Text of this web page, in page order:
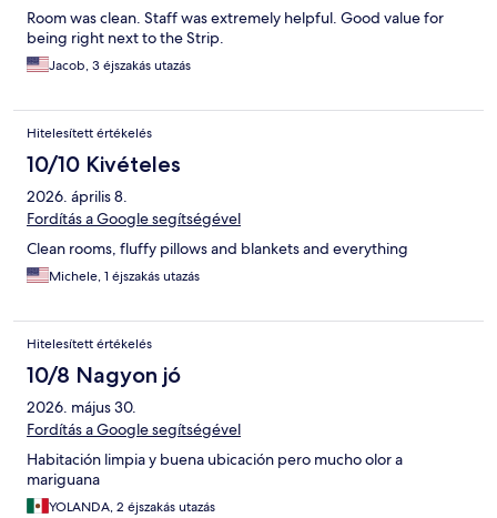
Room was clean. Staff was extremely helpful. Good value for
being right next to the Strip.
Jacob, 3 éjszakás utazás
Hitelesített értékelés
10/10 Kivételes
2026. április 8.
Fordítás a Google segítségével
Clean rooms, fluffy pillows and blankets and everything
Michele, 1 éjszakás utazás
Hitelesített értékelés
10/8 Nagyon jó
2026. május 30.
Fordítás a Google segítségével
Habitación limpia y buena ubicación pero mucho olor a
mariguana
YOLANDA, 2 éjszakás utazás